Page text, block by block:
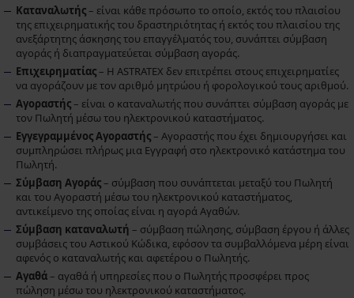
Καταναλωτής– είναι κάθε πρόσωπο το οποίο, εκτός του πλαισίου
της επιχειρηματικής του δραστηριότητας ή εκτός του πλαισίου της
ανεξάρτητης άσκησης του επαγγέλματός του, συνάπτει σύμβαση
αγοράς ή διαπραγματεύεται σύμβαση αγοράς.
Επιχειρηματίας– Η ASTRATEX δεν επιτρέπει στους επιχειρηματίες
να αγοράζουν με τον αριθμό μητρώου ή φορολογικού τους αριθμού.
Αγοραστής– είναι ο καταναλωτής που συνάπτει σύμβαση αγοράς με
τον Πωλητή μέσω του ηλεκτρονικού καταστήματος.
Εγγεγραμμένος Αγοραστής– Αγοραστής που έχει δημιουργήσει και
συμπληρώσει πλήρως μια Εγγραφή στο ηλεκτρονικό κατάστημα του
Πωλητή.
Σύμβαση Αγοράς– σύμβαση που συνάπτεται μεταξύ του Πωλητή
και του Αγοραστή μέσω του ηλεκτρονικού καταστήματος,
αντικείμενο της οποίας είναι η αγορά Αγαθών.
Σύμβαση καταναλωτή – σύμβαση πώλησης, σύμβαση έργου ή άλλες
συμβάσεις του Αστικού Κώδικα, εφόσον τα συμβαλλόμενα μέρη είναι
αφενός ο καταναλωτής και αφετέρου ο Πωλητής.
Αγαθά– αγαθά ή υπηρεσίες που ο Πωλητής προσφέρει προς
πώληση μέσω του ηλεκτρονικού καταστήματος.